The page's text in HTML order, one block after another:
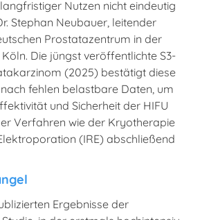
Nutzen nicht eindeutig
Stephan Neubauer, leitender
Prostatazentrum in der
Die jüngst veröffentlichte S3-
(2025) bestätigt diese
fehlen belastbare Daten, um
und Sicherheit der HIFU
Verfahren wie der Kryotherapie
(IRE) abschließend
Ergebnisse der